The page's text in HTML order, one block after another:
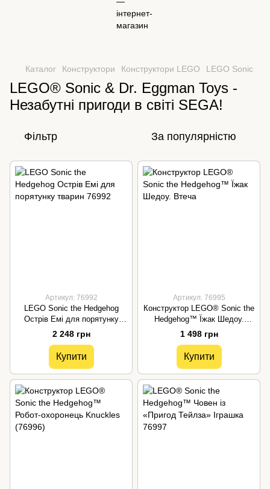
Каталог Конструктори Конструктори LEGO LEGO Sonic
LEGO® Sonic & Dr. Eggman Toys -
Незабутні пригоди в світі SEGA!
Фільтр За популярністю
Артикул: 76992
LEGO Sonic the Hedgehog
Острів Емі для порятунку
тварин 76992
2 248 грн
Купити
Артикул: 76995
Конструктор LEGO® Sonic the
Hedgehog™ Їжак Шедоу.
Втеча
1 498 грн
Купити